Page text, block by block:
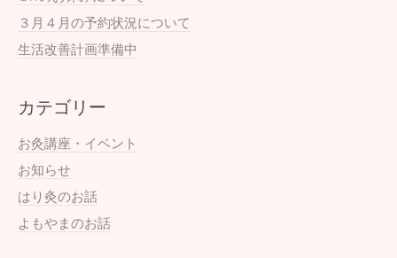
３月４月の予約状況について
生活改善計画準備中
カテゴリー
お灸講座・イベント
お知らせ
はり灸のお話
よもやまのお話